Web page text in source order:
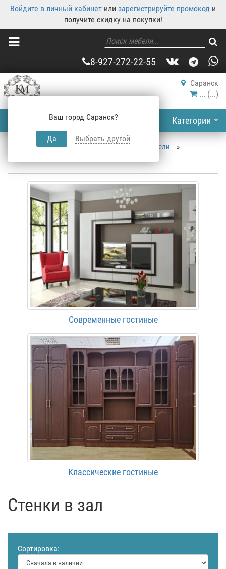
Войдите в личный кабинет или зарегистрируйте промокод и
получите скидку на покупки!
8-927-272-22-55
Саранск
Ваш город Саранск?
Да Выбрать другой
... (...)
Категории
Корпусная мебель » Каталог корпусной мебели
»
Современные гостиные
Классические гостиные
Cтенки в зал
Сортировка: